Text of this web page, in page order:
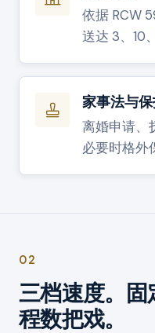
依据 RCW
送达 3、10
家事法与
离婚申请、
必要时格外
02
三档速度。固
程数把戏。